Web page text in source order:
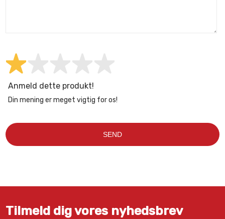
Anmeld dette produkt!
Din mening er meget vigtig for os!
Tilmeld dig vores nyhedsbrev